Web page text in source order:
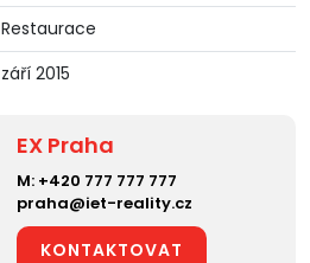
Restaurace
září 2015
EX Praha
M: +420 777 777 777
praha@iet-reality.cz
KONTAKTOVAT